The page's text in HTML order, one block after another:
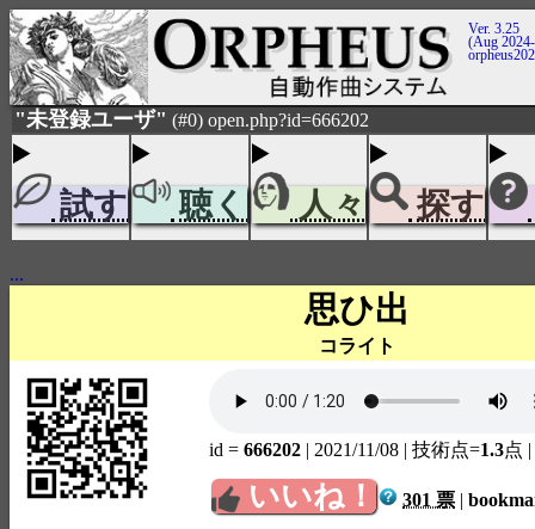
Ver. 3.25
(Aug
"未登録ユーザ" (#0) open.php?id=666202
試す 聴く 人々 探す
...
思ひ出
コライト
id = 666202 | 2021/11/08 | 技術点=1.3点 |
いいね！ 301 票 |